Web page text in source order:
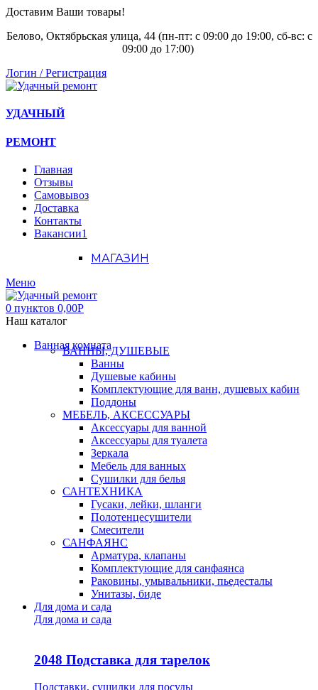
Доставим Ваши товары!
Белово, Октябрьская улица, 44 (пн-пт: с 09:00 до 19:00, сб-вс: с
09:00 до 17:00)
Логин / Регистрация
УДАЧНЫЙ
РЕМОНТ
Главная
Отзывы
Самовывоз
Доставка
Контакты
Вакансии1
МАГАЗИН
Меню
0 пунктов 0,00Р
Наш каталог
Ванная комната
ВАННЫ, ДУШЕВЫЕ
Ванны
Душевые кабины
Комплектующие для ванн, душевых кабин
Поддоны
МЕБЕЛЬ, АКСЕССУАРЫ
Аксессуары для ванной
Аксессуары для туалета
Зеркала
Мебель для ванных
Сушилки для белья
САНТЕХНИКА
Гусаки, лейки, шланги
Полотенцесушители
Смесители
САНФАЯНС
Арматура, клапаны
Комплектующие для санфаянса
Раковины, умывальники, пьедесталы
Унитазы, биде
Для дома и сада
Для дома и сада
2048 Подставка для тарелок
Подставки, сушилки для посуды